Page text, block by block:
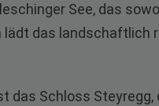
See, das
das landschaftlich
das Schloss